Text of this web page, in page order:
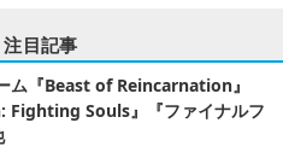
注目記事
ム『Beast of Reincarnation』
Fighting Souls』『ファイナルフ